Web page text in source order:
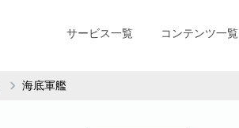
サービス一覧 コンテンツ一覧
海底軍艦